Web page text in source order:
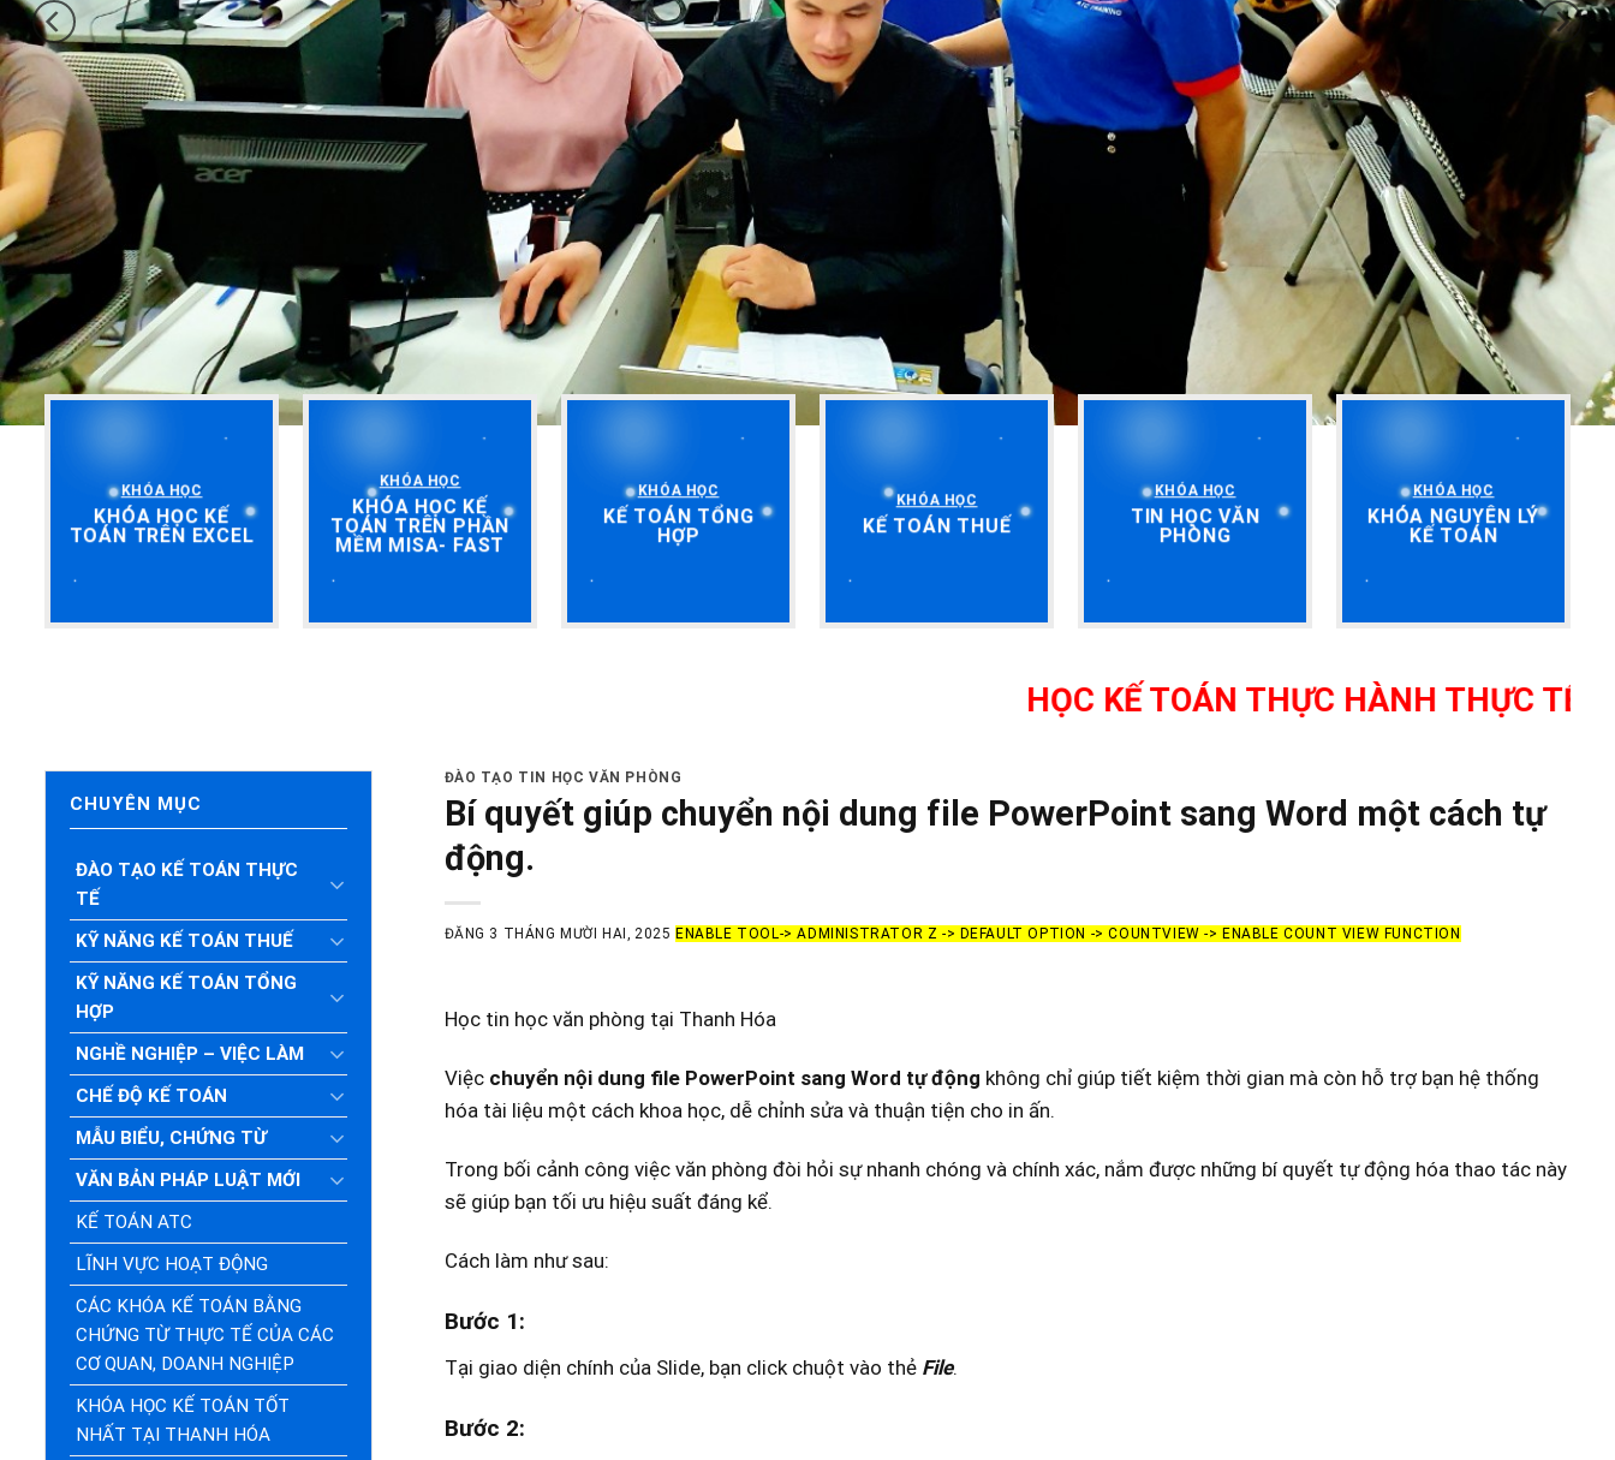
KHÓA HỌC
KHÓA HỌC KẾ
TOÁN TRÊN EXCEL
KHÓA HỌC
KHÓA HỌC KẾ
TOÁN TRÊN PHẦN
MỀM MISA- FAST
KHÓA HỌC
KẾ TOÁN TỔNG
HỢP
KHÓA HỌC
KẾ TOÁN THUẾ
KHÓA HỌC
TIN HỌC VĂN
PHÒNG
KHÓA HỌC
KHÓA NGUYÊN LÝ
KẾ TOÁN
HỌC KẾ TOÁN THỰC HÀNH THỰC TẾ TẠI
CHUYÊN MỤC
ĐÀO TẠO KẾ TOÁN THỰC
TẾ
KỸ NĂNG KẾ TOÁN THUẾ
KỸ NĂNG KẾ TOÁN TỔNG
HỢP
NGHỀ NGHIỆP – VIỆC LÀM
CHẾ ĐỘ KẾ TOÁN
MẪU BIỂU, CHỨNG TỪ
VĂN BẢN PHÁP LUẬT MỚI
KẾ TOÁN ATC
LĨNH VỰC HOẠT ĐỘNG
CÁC KHÓA KẾ TOÁN BẰNG
CHỨNG TỪ THỰC TẾ CỦA CÁC
CƠ QUAN, DOANH NGHIỆP
KHÓA HỌC KẾ TOÁN TỐT
NHẤT TẠI THANH HÓA
ĐÀO TẠO TIN HỌC VĂN PHÒNG
Bí quyết giúp chuyển nội dung file PowerPoint sang Word một cách tự
động.
ĐĂNG 3 THÁNG MƯỜI HAI, 2025 ENABLE TOOL-> ADMINISTRATOR Z -> DEFAULT OPTION -> COUNTVIEW -> ENABLE COUNT VIEW FUNCTION
Học tin học văn phòng tại Thanh Hóa
Việc chuyển nội dung file PowerPoint sang Word tự động không chỉ giúp tiết kiệm thời gian mà còn hỗ trợ bạn hệ thống
hóa tài liệu một cách khoa học, dễ chỉnh sửa và thuận tiện cho in ấn.
Trong bối cảnh công việc văn phòng đòi hỏi sự nhanh chóng và chính xác, nắm được những bí quyết tự động hóa thao tác này
sẽ giúp bạn tối ưu hiệu suất đáng kể.
Cách làm như sau:
Bước 1:
Tại giao diện chính của Slide, bạn click chuột vào thẻ File.
Bước 2: